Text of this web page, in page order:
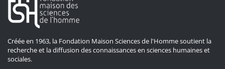
Créée en 1963, la Fondation Maison Sciences de l'Homme soutient la
recherche et la diffusion des connaissances en sciences humaines et
sociales.